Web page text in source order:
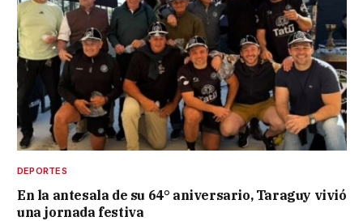
DEPORTES
En la antesala de su 64° aniversario, Taraguy vivió
una jornada festiva